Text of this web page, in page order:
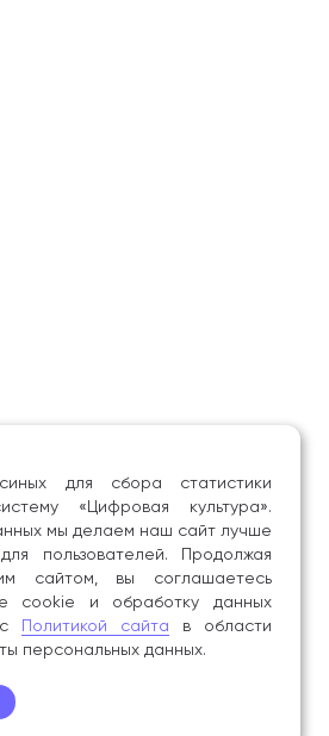
для сбора статистики
«Цифровая культура».
мы делаем наш сайт лучше
пользователей. Продолжая
сайтом, вы соглашаетесь
cookie и обработку данных
Политикой сайта в области
персональных данных.